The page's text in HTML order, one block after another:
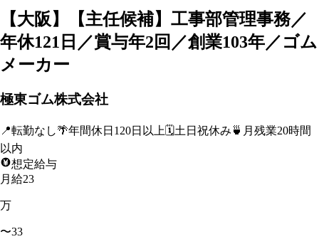
【大阪】【主任候補】工事部管理事務／
年休121日／賞与年2回／創業103年／ゴム
メーカー
極東ゴム株式会社
📍転勤なし🌴年間休日120日以上 🗓️土日祝休み 🍵 月残業20時間
以内
想定給与
月給23
万
〜33